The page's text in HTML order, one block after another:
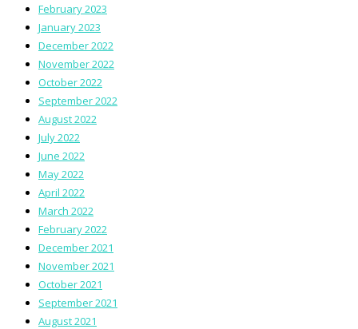
February 2023
January 2023
December 2022
November 2022
October 2022
September 2022
August 2022
July 2022
June 2022
May 2022
April 2022
March 2022
February 2022
December 2021
November 2021
October 2021
September 2021
August 2021